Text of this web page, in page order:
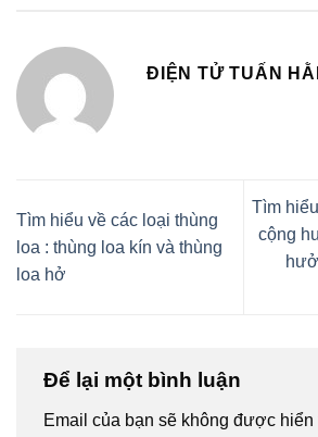
ĐIỆN TỬ TUẤN
Tìm hiểu về các loại thùng
loa : thùng loa kín và thùng
loa hở
Tìm
cộng
Để lại một bình luận
Email của bạn sẽ không được hiển